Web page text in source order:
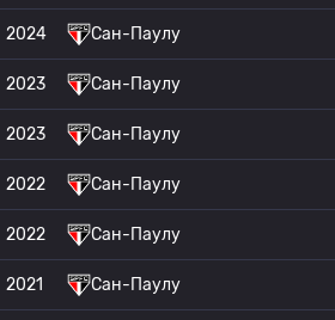
2024 Сан-Паулу
2023 Сан-Паулу
2023 Сан-Паулу
2022 Сан-Паулу
2022 Сан-Паулу
2021 Сан-Паулу